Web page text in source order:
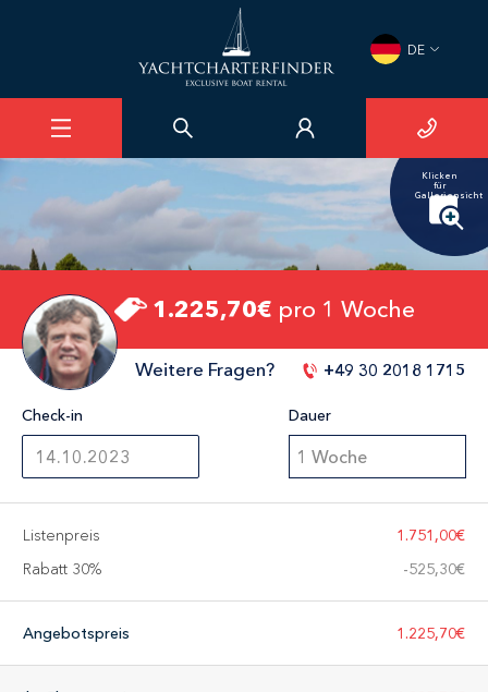
DE
Klicken
für
Galleriensicht
1.225,70€ pro 1 Woche
Weitere Fragen? +49 30 2018 1715
Check-in Dauer
1 Woche
Listenpreis
1.751,00€
Rabatt 30%
-525,30€
Angebotspreis 1.225,70€
Elan 40 Impression